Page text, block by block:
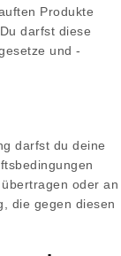
Produkte
darfst diese
und -
darfst du deine
oder an
die gegen diesen